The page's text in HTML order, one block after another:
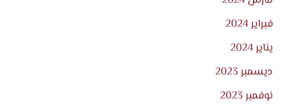
فبراير 2024
يناير 2024
ديسمبر 2023
نوفمبر 2023